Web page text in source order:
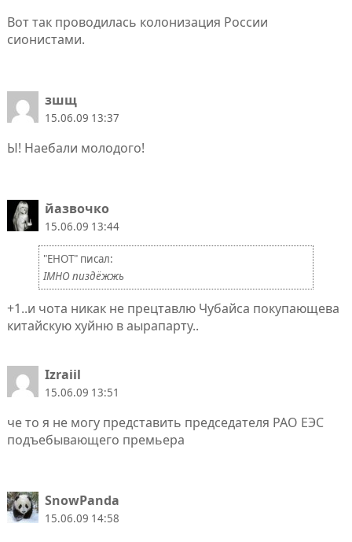
Вот так проводилась колонизация России
сионистами.
зшщ
15.06.09 13:37
Ы! Наебали молодого!
йазвочко
15.06.09 13:44
"EHOT" писал:
IMHO пиздёжжь
+1..и чота никак не прецтавлю Чубайса покупающева
китайскую хуйню в аырапарту..
Izraiil
15.06.09 13:51
че то я не могу представить председателя РАО ЕЭС
подъебывающего премьера
SnowPanda
15.06.09 14:58